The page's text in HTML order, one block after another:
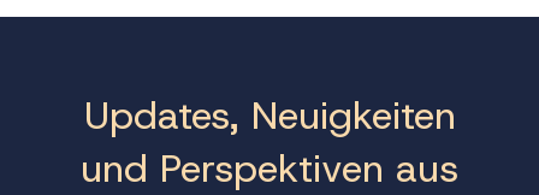
Updates, Neuigkeiten
und Perspektiven aus